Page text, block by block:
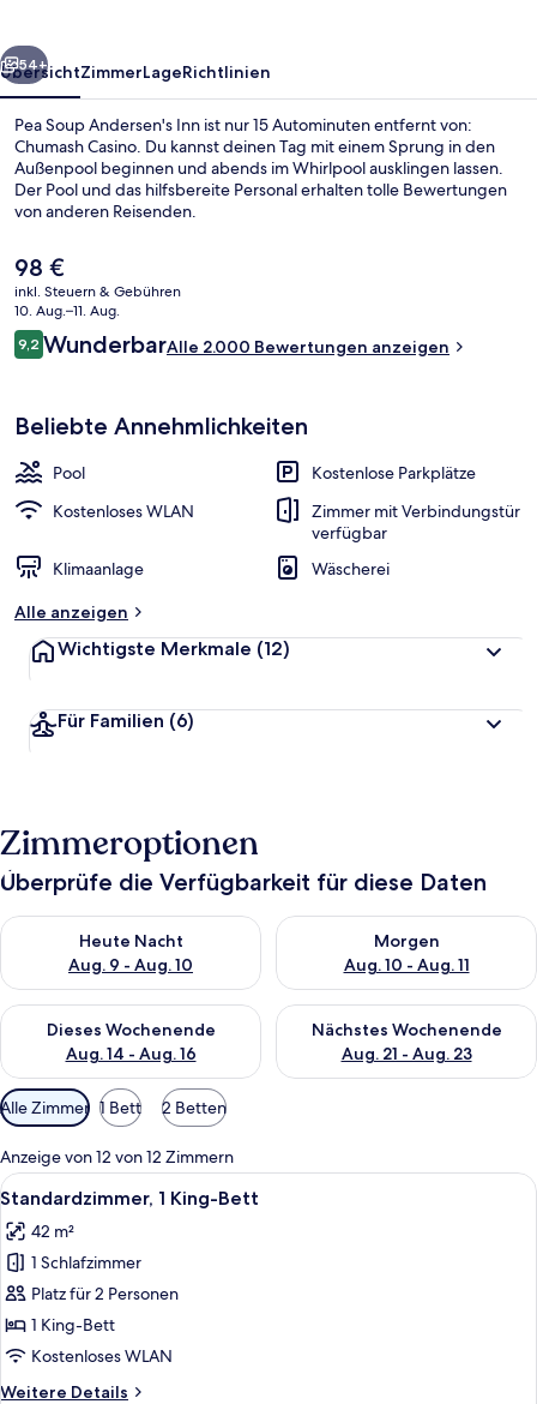
Weiter
54+
ÜbersichtZimmerLageRichtlinien
Pea Soup Andersen's Inn ist nur 15 Autominuten entfernt von:
Chumash Casino. Du kannst deinen Tag mit einem Sprung in den
Außenpool beginnen und abends im Whirlpool ausklingen lassen.
Der Pool und das hilfsbereite Personal erhalten tolle Bewertungen
von anderen Reisenden.
Der
aktuelle
Preis
beträgt
98 €.
98 €
inkl. Steuern & Gebühren
10. Aug.–11. Aug.
Bewertungen
9,29,2 von 10.
WunderbarAlle 2.000 Bewertungen anzeigen
Beliebte Annehmlichkeiten
Pool
Kostenlose Parkplätze
Kostenloses WLAN
Zimmer mit Verbindungstür
verfügbar
Klimaanlage
Wäscherei
Alle anzeigen
Wichtigste Merkmale (12)
Für Familien (6)
Zimmeroptionen
Überprüfe die Verfügbarkeit für diese Daten
Heute Nacht
Aug. 9 - Aug. 10
Überprüfe die Verfügbarkeit für heute Nacht, Aug. 9 - Aug.
Morgen
Aug. 10 - Aug. 11
Überprüfe die Verfügbarkeit
Dieses Wochenende
Aug. 14 - Aug. 16
Überprüfe die Verfügbarkeit für dieses Wochenende, Aug. 14
Nächstes Wochenende
Aug. 21 - Aug. 23
Überprüfe die Verfügbarkeit
Verfügbare
Filter
für
Zimmer
Alle Zimmer 1 Bett 2 Betten
Anzeige von 12 von 12 Zimmern
Alle
Fotos
für
Standardzimmer,
1 King-
Bett
anzeigen
Schreibtisch, laptopgeeigneter
7
Standardzimmer, 1 King-Bett
42 m²
1 Schlafzimmer
Platz für 2 Personen
1 King-Bett
Kostenloses WLAN
Weitere Details
Weitere